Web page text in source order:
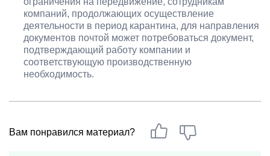
компаний, продолжающих осуществление
деятельности в период карантина, для направления
документов почтой может потребоваться документ,
подтверждающий работу компании и
соответствующую производственную
необходимость.
Вам понравился материал?